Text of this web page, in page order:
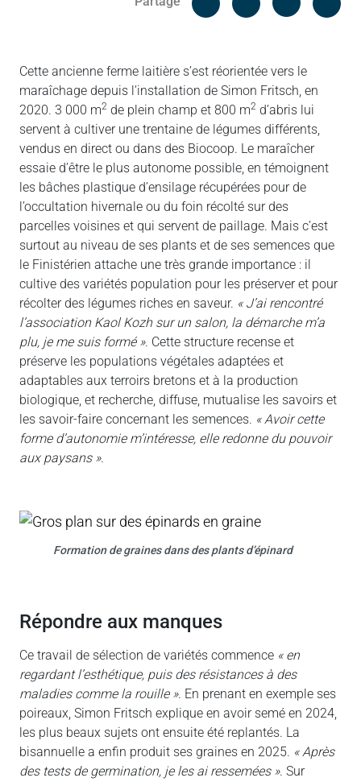
Cette ancienne ferme laitière s’est réorientée vers le
maraîchage depuis l’installation de Simon Fritsch, en
2020. 3 000 m2 de plein champ et 800 m2 d’abris lui
servent à cultiver une trentaine de légumes différents,
vendus en direct ou dans des Biocoop. Le maraîcher
essaie d’être le plus autonome possible, en témoignent
les bâches plastique d’ensilage récupérées pour de
l’occultation hivernale ou du foin récolté sur des
parcelles voisines et qui servent de paillage. Mais c’est
surtout au niveau de ses plants et de ses semences que
le Finistérien attache une très grande importance : il
cultive des variétés population pour les préserver et pour
récolter des légumes riches en saveur. « J’ai rencontré
l’association Kaol Kozh sur un salon, la démarche m’a
plu, je me suis formé ». Cette structure recense et
préserve les populations végétales adaptées et
adaptables aux terroirs bretons et à la production
biologique, et recherche, diffuse, mutualise les savoirs et
les savoir-faire concernant les semences. « Avoir cette
forme d’autonomie m’intéresse, elle redonne du pouvoir
aux paysans ».
Formation de graines dans des plants d’épinard
répondre aux manques
Ce travail de sélection de variétés commence « en
regardant l’esthétique, puis des résistances à des
maladies comme la rouille ». En prenant en exemple ses
poireaux, Simon Fritsch explique en avoir semé en 2024,
les plus beaux sujets ont ensuite été replantés. La
bisannuelle a enfin produit ses graines en 2025. « Après
des tests de germination, je les ai ressemées ». Sur